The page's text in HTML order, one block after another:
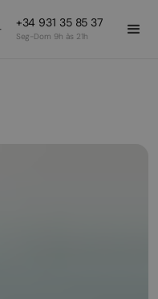
+34 931 35 85 37
Seg-Dom 9h às 21h